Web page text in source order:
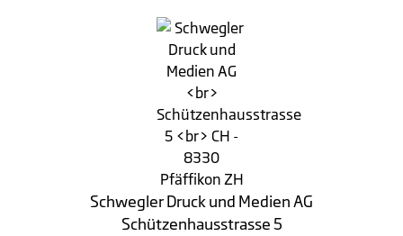
Schwegler Druck und Medien AG
Schützenhausstrasse 5